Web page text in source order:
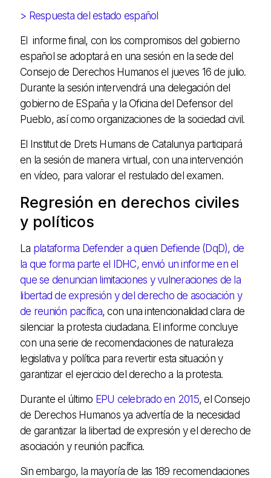
> Respuesta del estado español
El informe final, con los compromisos del gobierno
español se adoptará en una sesión en la sede del
Consejo de Derechos Humanos el jueves 16 de julio.
Durante la sesión intervendrá una delegación del
gobierno de ESpaña y la Oficina del Defensor del
Pueblo, así como organizaciones de la sociedad civil.
El Institut de Drets Humans de Catalunya participará
en la sesión de manera virtual, con una intervención
en vídeo, para valorar el restulado del examen.
Regresión en derechos civiles
y políticos
La plataforma Defender a quien Defiende (DqD), de
la que forma parte el IDHC, envió un informe en el
que se denuncian limitaciones y vulneraciones de la
libertad de expresión y del derecho de asociación y
de reunión pacífica, con una intencionalidad clara de
silenciar la protesta ciudadana. El informe concluye
con una serie de recomendaciones de naturaleza
legislativa y política para revertir esta situación y
garantizar el ejercicio del derecho a la protesta.
Durante el último EPU celebrado en 2015, el Consejo
de Derechos Humanos ya advertía de la necesidad
de garantizar la libertad de expresión y el derecho de
asociación y reunión pacífica.
Sin embargo, la mayoría de las 189 recomendaciones